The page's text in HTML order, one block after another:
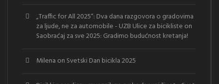
„Traffic for All 2025“: Dva dana razgovora o gradovima
za ljude, ne za automobile - UZB Ulice za bicikliste on
Saobraćaj za sve 2025: Gradimo budućnost kretanja!
Milena on Svetski Dan bicikla 2025